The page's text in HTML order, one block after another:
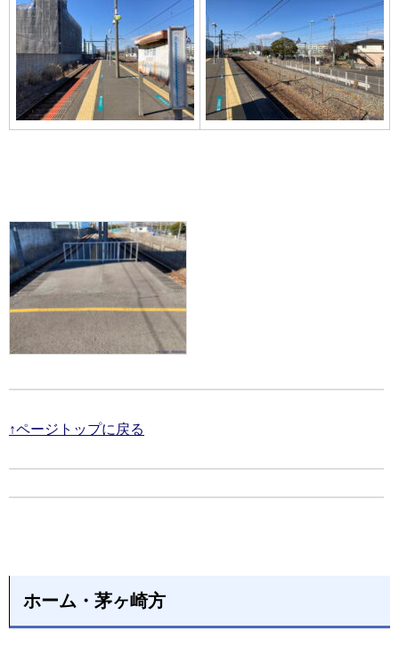
↑ページトップに戻る
ホーム・茅ヶ崎方